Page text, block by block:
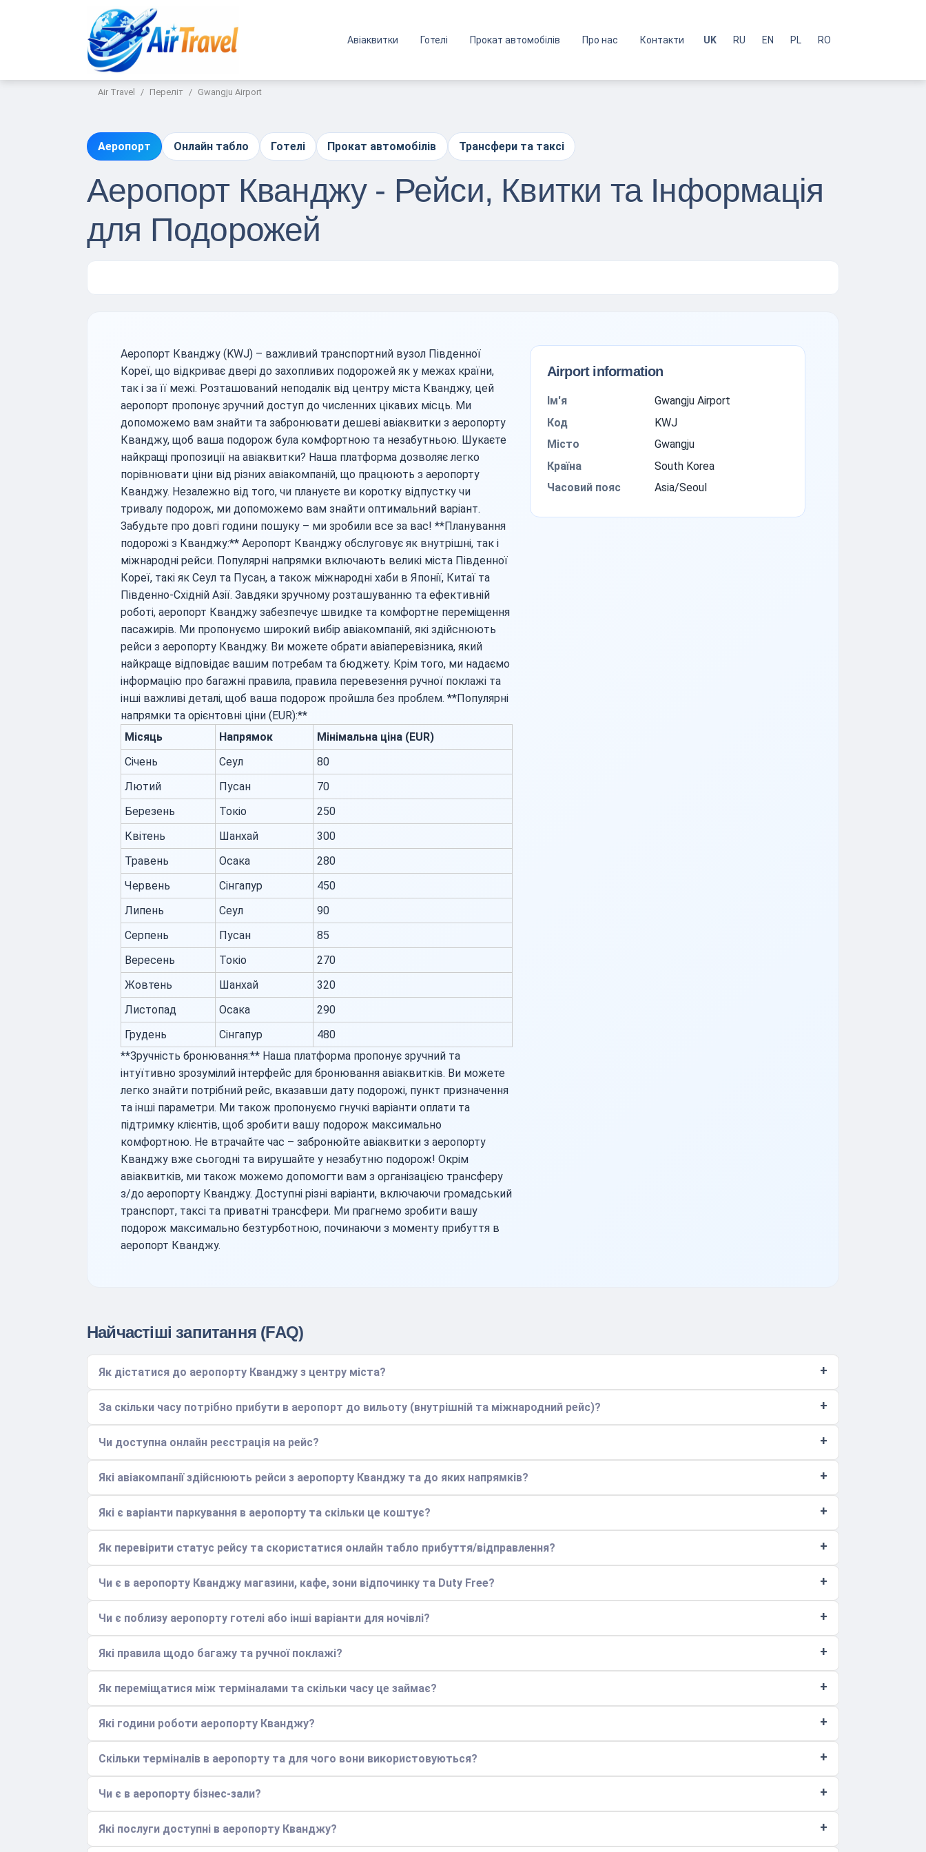
Авіаквитки Готелі Прокат автомобілів Про нас Контакти UK RU EN PL RO
Air Travel Переліт Gwangju Airport
Аеропорт Онлайн табло Готелі Прокат автомобілів Трансфери та таксі
Аеропорт Кванджу - Рейси, Квитки та Інформація
для Подорожей
Аеропорт Кванджу (KWJ) – важливий транспортний вузол Південної
Кореї, що відкриває двері до захопливих подорожей як у межах країни,
так і за її межі. Розташований неподалік від центру міста Кванджу, цей
аеропорт пропонує зручний доступ до численних цікавих місць. Ми
допоможемо вам знайти та забронювати дешеві авіаквитки з аеропорту
Кванджу, щоб ваша подорож була комфортною та незабутньою. Шукаєте
найкращі пропозиції на авіаквитки? Наша платформа дозволяє легко
порівнювати ціни від різних авіакомпаній, що працюють з аеропорту
Кванджу. Незалежно від того, чи плануєте ви коротку відпустку чи
тривалу подорож, ми допоможемо вам знайти оптимальний варіант.
Забудьте про довгі години пошуку – ми зробили все за вас! **Планування
подорожі з Кванджу:** Аеропорт Кванджу обслуговує як внутрішні, так і
міжнародні рейси. Популярні напрямки включають великі міста Південної
Кореї, такі як Сеул та Пусан, а також міжнародні хаби в Японії, Китаї та
Південно-Східній Азії. Завдяки зручному розташуванню та ефективній
роботі, аеропорт Кванджу забезпечує швидке та комфортне переміщення
пасажирів. Ми пропонуємо широкий вибір авіакомпаній, які здійснюють
рейси з аеропорту Кванджу. Ви можете обрати авіаперевізника, який
найкраще відповідає вашим потребам та бюджету. Крім того, ми надаємо
інформацію про багажні правила, правила перевезення ручної поклажі та
інші важливі деталі, щоб ваша подорож пройшла без проблем. **Популярні
напрямки та орієнтовні ціни (EUR):**
Місяць
Напрямок
Мінімальна ціна (EUR)
Січень
Сеул
80
Лютий
Пусан
70
Березень
Токіо
250
Квітень
Шанхай
300
Травень
Осака
280
Червень
Сінгапур
450
Липень
Сеул
90
Серпень
Пусан
85
Вересень
Токіо
270
Жовтень
Шанхай
320
Листопад
Осака
290
Грудень
Сінгапур
480
**Зручність бронювання:** Наша платформа пропонує зручний та
інтуїтивно зрозумілий інтерфейс для бронювання авіаквитків. Ви можете
легко знайти потрібний рейс, вказавши дату подорожі, пункт призначення
та інші параметри. Ми також пропонуємо гнучкі варіанти оплати та
підтримку клієнтів, щоб зробити вашу подорож максимально
комфортною. Не втрачайте час – забронюйте авіаквитки з аеропорту
Кванджу вже сьогодні та вирушайте у незабутню подорож! Окрім
авіаквитків, ми також можемо допомогти вам з організацією трансферу
з/до аеропорту Кванджу. Доступні різні варіанти, включаючи громадський
транспорт, таксі та приватні трансфери. Ми прагнемо зробити вашу
подорож максимально безтурботною, починаючи з моменту прибуття в
аеропорт Кванджу.
Airport information
Ім'я
Gwangju Airport
Код
KWJ
Місто
Gwangju
Країна
South Korea
Часовий пояс
Asia/Seoul
Найчастіші запитання (FAQ)
Як дістатися до аеропорту Кванджу з центру міста?
За скільки часу потрібно прибути в аеропорт до вильоту (внутрішній та міжнародний рейс)?
Чи доступна онлайн реєстрація на рейс?
Які авіакомпанії здійснюють рейси з аеропорту Кванджу та до яких напрямків?
Які є варіанти паркування в аеропорту та скільки це коштує?
Як перевірити статус рейсу та скористатися онлайн табло прибуття/відправлення?
Чи є в аеропорту Кванджу магазини, кафе, зони відпочинку та Duty Free?
Чи є поблизу аеропорту готелі або інші варіанти для ночівлі?
Які правила щодо багажу та ручної поклажі?
Як переміщатися між терміналами та скільки часу це займає?
Які години роботи аеропорту Кванджу?
Скільки терміналів в аеропорту та для чого вони використовуються?
Чи є в аеропорту бізнес-зали?
Які послуги доступні в аеропорту Кванджу?